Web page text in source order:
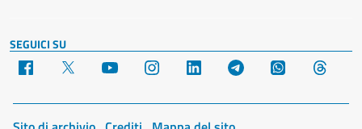
SEGUICI SU
Facebook YouTube Instagram LinkedIn Telegram WhatsApp